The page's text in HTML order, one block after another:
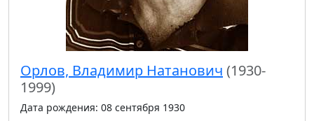
Орлов, Владимир Натанович (1930-
1999)
Дата рождения: 08 сентября 1930